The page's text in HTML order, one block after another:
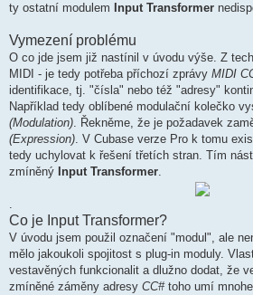
ty ostatní modulem
Input Transformer
Vymezení problému
O co jde jsem již nastínil v úvodu výše. Z
MIDI - je tedy potřeba příchozí zprávy MIDI
identifikace, tj. "čísla" nebo též "adresy"
Například tedy oblíbené modulační kolečko
(Modulation). Řekněme, že je požadavek
(Expression). V Cubase verze Pro k tomu
tedy uchylovat k řešení třetích stran. Tím
zmíněný Input Transformer.
.
Co je Input Transformer?
V úvodu jsem použil označení "modul", ale
mělo jakoukoli spojitost s plug-in moduly.
vestavěných funkcionalit a dlužno dodat, že
zmíněné záměny adresy CC#toho umí